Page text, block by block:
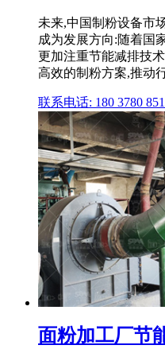
未来,中国制粉设备市
成为发展方向:随着国
更加注重节能减排技
高效的制粉方案,推动
联系电话: 180 3780
面粉加工厂节